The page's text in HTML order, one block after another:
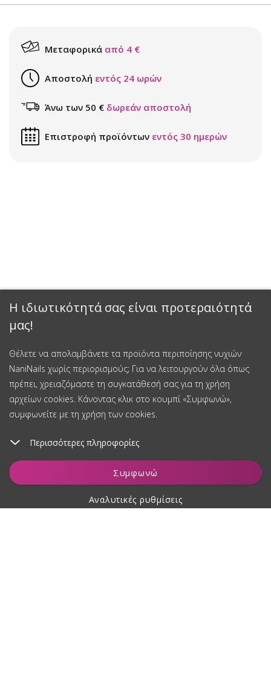
Η ιδιωτικότητά σας είναι προτεραιότητά
μας!
Θέλετε να απολαμβάνετε τα προϊόντα περιποίησης νυχιών
NaniNails χωρίς περιορισμούς; Για να λειτουργούν όλα όπως
πρέπει, χρειαζόμαστε τη συγκατάθεσή σας για τη χρήση
αρχείων cookies. Κάνοντας κλικ στο κουμπί «Συμφωνώ»,
συμφωνείτε με τη χρήση των cookies.
Περισσότερες πληροφορίες
Συμφωνώ
Αναλυτικές ρυθμίσεις
Προσθήκη στο καλάθι
Μεταφορικά από 4 €
Αποστολή εντός 24 ωρών
Άνω των 50 € δωρεάν αποστολή
Επιστροφή προϊόντων εντός 30 ημερών